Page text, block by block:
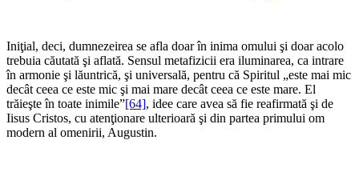
Iniţial, deci, dumnezeirea se afla doar în inima omului şi doar acolo
trebuia căutată şi aflată. Sensul metafizicii era iluminarea, ca intrare
în armonie şi lăuntrică, şi universală, pentru că Spiritul „este mai mic
decât ceea ce este mic şi mai mare decât ceea ce este mare. El
trăieşte în toate inimile”[64], idee care avea să fie reafirmată şi de
Iisus Cristos, cu atenţionare ulterioară şi din partea primului om
modern al omenirii, Augustin.